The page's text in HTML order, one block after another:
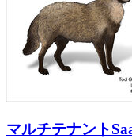
マルチテナント